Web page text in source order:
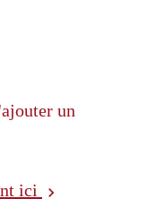
un
ici chevron_right